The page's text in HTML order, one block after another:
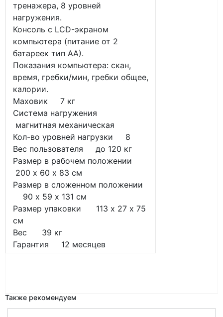
тренажера, 8 уровней
нагружения.
Консоль с LCD-экраном
компьютера (питание от 2
батареек тип АА).
Показания компьютера: скан,
время, гребки/мин, гребки общее,
калории.
Маховик 7 кг
Система нагружения
магнитная механическая
Кол-во уровней нагрузки 8
Вес пользователя до 120 кг
Размер в рабочем положении
200 х 60 х 83 см
Размер в сложенном положении
90 х 59 х 131 см
Размер упаковки 113 х 27 х 75
см
Вес 39 кг
Гарантия 12 месяцев
Также рекомендуем